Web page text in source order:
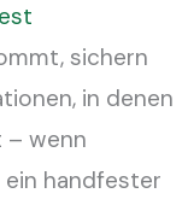
sichern
in denen
– wenn
handfester